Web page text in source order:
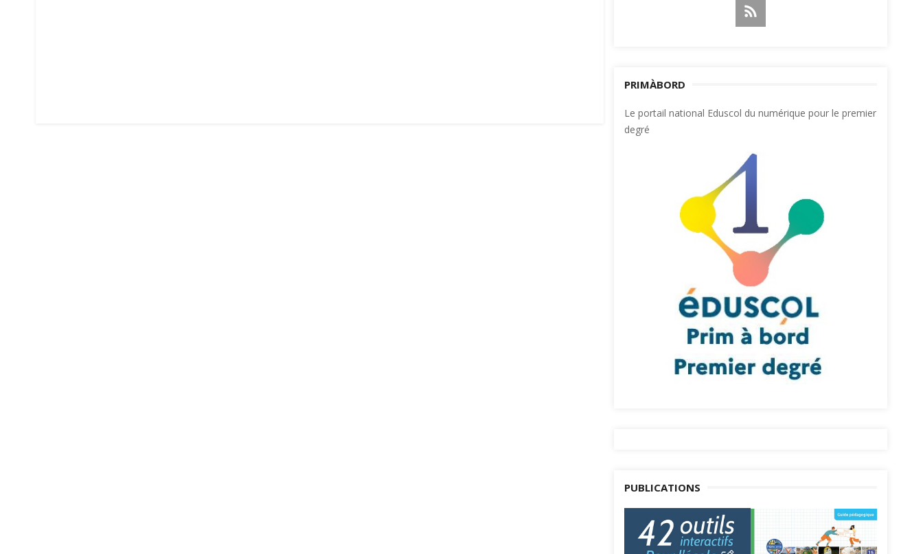
PRIMÀBORD
Le portail national Eduscol du numérique pour le premier
degré
PUBLICATIONS